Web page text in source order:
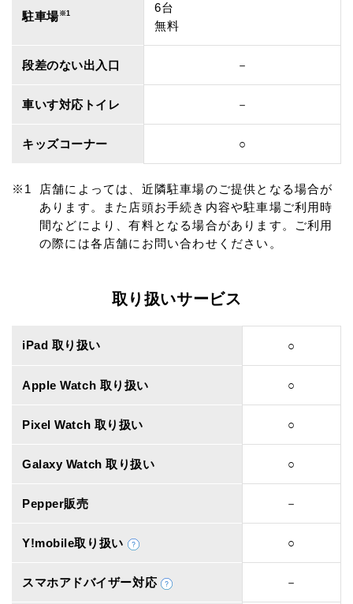
駐車場※1
6台
無料
段差のない出入口 －
車いす対応トイレ －
キッズコーナー ○
店舗によっては、近隣駐車場のご提供となる場合が
あります。また店頭お手続き内容や駐車場ご利用時
間などにより、有料となる場合があります。ご利用
の際には各店舗にお問い合わせください。
取り扱いサービス
iPad 取り扱い ○
Apple Watch 取り扱い ○
Pixel Watch 取り扱い ○
Galaxy Watch 取り扱い ○
Pepper販売 －
Y!mobile取り扱い ○
スマホアドバイザー対応 －